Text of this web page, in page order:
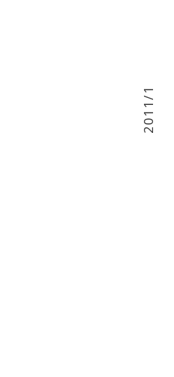
2011/1